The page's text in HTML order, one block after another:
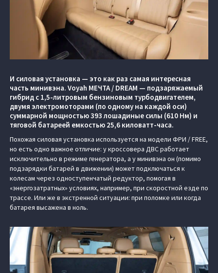
И силовая установка — это как раз самая интересная
часть минивэна. Voyah МЕЧТА / DREAM — подзаряжаемый
гибрид с 1,5-литровым бензиновым турбодвигателем,
двумя электромоторами (по одному на каждой оси)
суммарной мощностью 393 лошадиные силы (610 Нм) и
тяговой батареей емкостью 25,6 киловатт-часа.
Похожая силовая установка используется на модели ФРИ / FREE,
но есть одно важное отличие: у кроссовера ДВС работает
исключительно в режиме генератора, а у минивэна он (помимо
подзарядки батарей в движении) может подключаться к
колесам через одноступенчатый редуктор, помогая в
«энергозатратных» условиях, например, при скоростной езде по
трассе. Или же в экстренной ситуации: при поломке или когда
батарея высажена в ноль.